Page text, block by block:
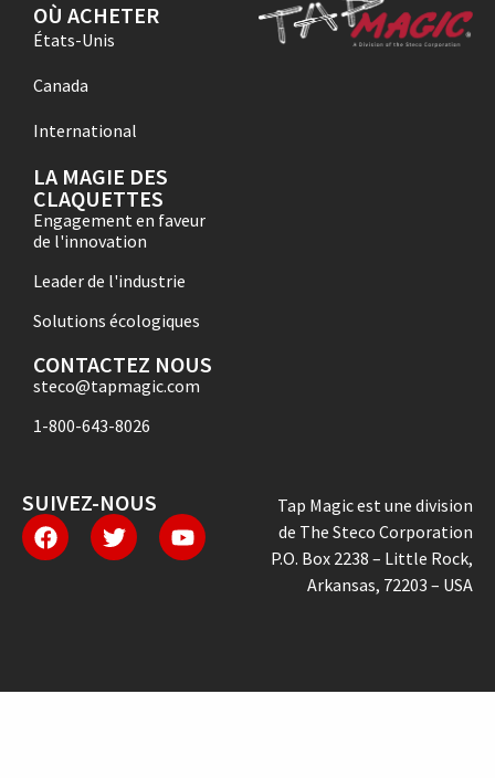
OÙ ACHETER
États-Unis
Canada
International
LA MAGIE DES
CLAQUETTES
Engagement en faveur
de l'innovation
Leader de l'industrie
Solutions écologiques
CONTACTEZ NOUS
steco@tapmagic.com
1-800-643-8026
SUIVEZ-NOUS
Tap Magic est une division
de The Steco Corporation
P.O. Box 2238 – Little Rock,
Arkansas, 72203 – USA